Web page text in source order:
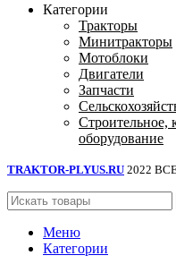
Категории
Тракторы
Минитракторы
Мотоблоки
Двигатели
Запчасти
Строительное,
оборудование
TRAKTOR-PLYUS.RU 2022
Меню
Категории